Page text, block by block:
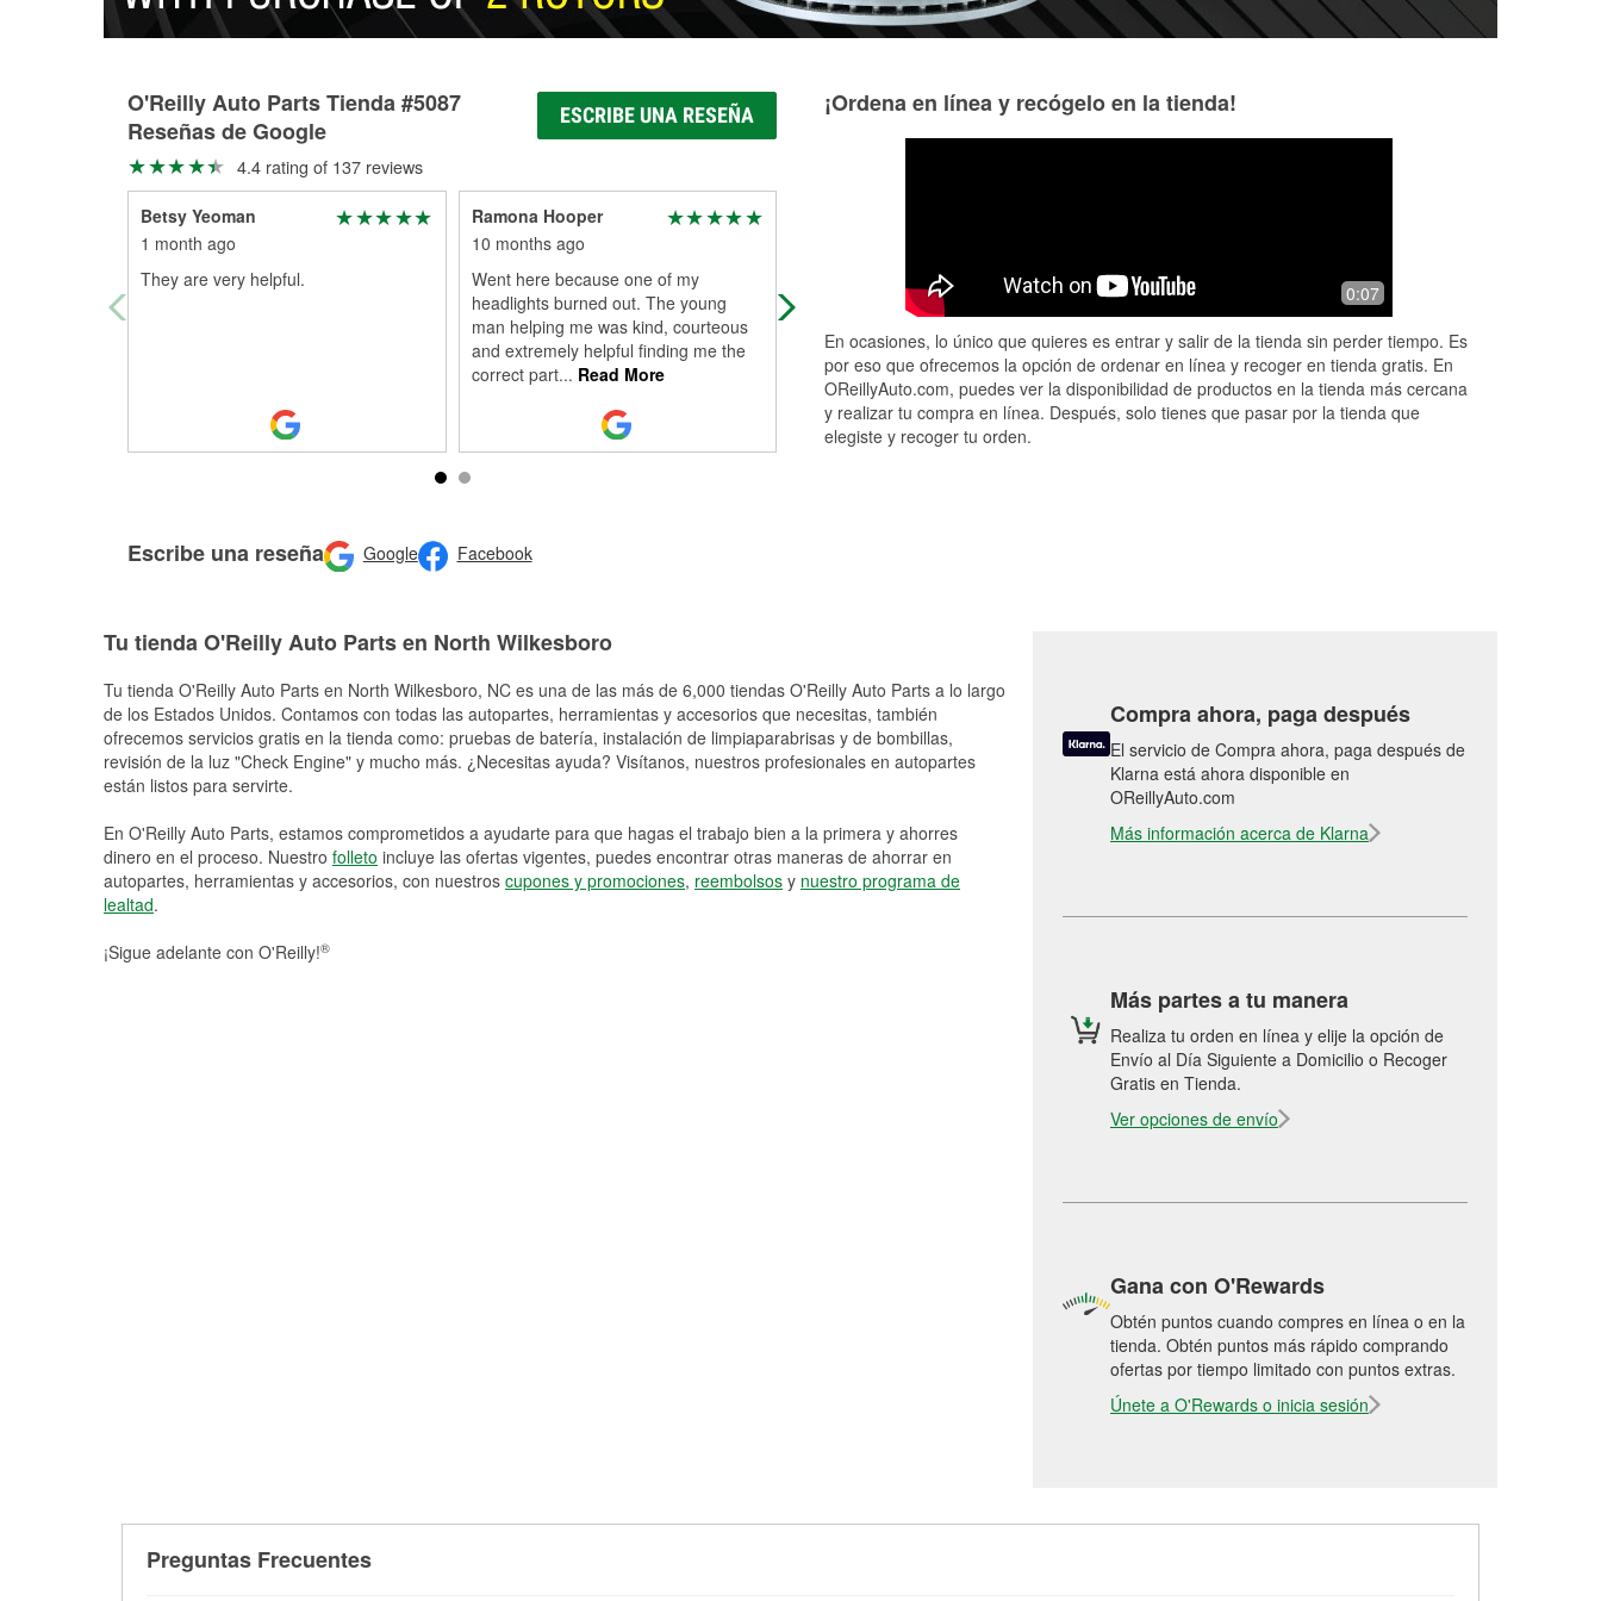
O'Reilly Auto Parts Tienda #5087
Reseñas de Google
ESCRIBE UNA RESEÑA
4.4 rating of 137 reviews
Betsy Yeoman
1 month ago
They are very helpful.
Ramona Hooper
10 months ago
Went here because one of my
headlights burned out. The young
man helping me was kind, courteous
and extremely helpful finding me the
correct part... Read More
Knowledgeable and friendly staff!
Escribe una reseña Google Facebook
¡Ordena en línea y recógelo en la tienda!
0:07
En ocasiones, lo único que quieres es entrar y salir de la tienda sin perder tiempo. Es
por eso que ofrecemos la opción de ordenar en línea y recoger en tienda gratis. En
OReillyAuto.com, puedes ver la disponibilidad de productos en la tienda más cercana
y realizar tu compra en línea. Después, solo tienes que pasar por la tienda que
elegiste y recoger tu orden.
Tu tienda O'Reilly Auto Parts en North Wilkesboro
Tu tienda O'Reilly Auto Parts en North Wilkesboro, NC es una de las más de 6,000 tiendas O'Reilly Auto Parts a lo largo
de los Estados Unidos. Contamos con todas las autopartes, herramientas y accesorios que necesitas, también
ofrecemos servicios gratis en la tienda como: pruebas de batería, instalación de limpiaparabrisas y de bombillas,
revisión de la luz "Check Engine" y mucho más. ¿Necesitas ayuda? Visítanos, nuestros profesionales en autopartes
están listos para servirte.
En O'Reilly Auto Parts, estamos comprometidos a ayudarte para que hagas el trabajo bien a la primera y ahorres
dinero en el proceso. Nuestro folleto incluye las ofertas vigentes, puedes encontrar otras maneras de ahorrar en
autopartes, herramientas y accesorios, con nuestros cupones y promociones, reembolsos y nuestro programa de
lealtad.
¡Sigue adelante con O'Reilly!®
Compra ahora, paga después
El servicio de Compra ahora, paga después de
Klarna está ahora disponible en
OReillyAuto.com
Más información acerca de Klarna
Más partes a tu manera
Realiza tu orden en línea y elije la opción de
Envío al Día Siguiente a Domicilio o Recoger
Gratis en Tienda.
Ver opciones de envío
Gana con O'Rewards
Obtén puntos cuando compres en línea o en la
tienda. Obtén puntos más rápido comprando
ofertas por tiempo limitado con puntos extras.
Únete a O'Rewards o inicia sesión
Preguntas Frecuentes